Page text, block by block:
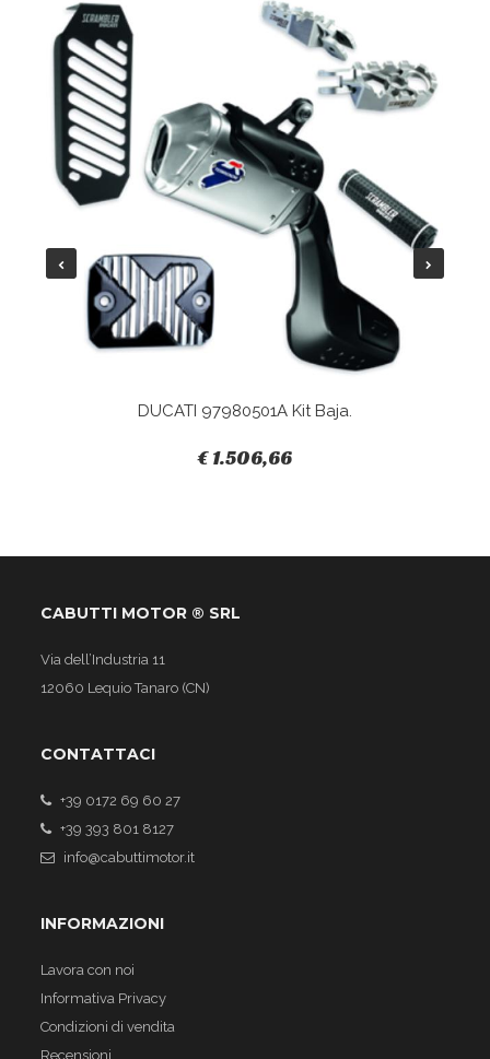
DUCATI 97980501A Kit Baja.
€ 1.506,66
CABUTTI MOTOR ® SRL
Via dell’Industria 11
12060 Lequio Tanaro (CN)
CONTATTACI
+39 0172 69 60 27
+39 393 801 8127
info@cabuttimotor.it
INFORMAZIONI
Lavora con noi
Informativa Privacy
Condizioni di vendita
Recensioni